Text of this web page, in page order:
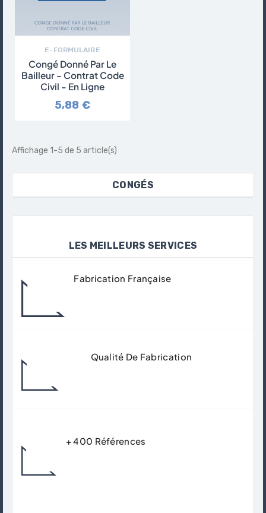
E-FORMULAIRE
Congé Donné Par Le
Bailleur - Contrat Code
Civil - En Ligne
5,88 €
Affichage 1-5 de 5 article(s)
CONGÉS
LES MEILLEURS SERVICES
Fabrication Française
Qualité De Fabrication
+ 400 Références